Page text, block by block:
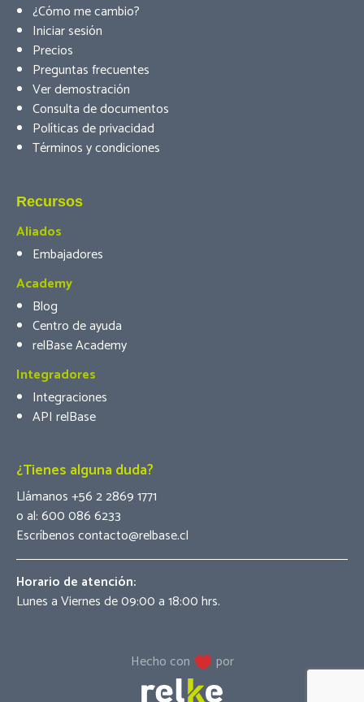
¿Cómo me cambio?
Iniciar sesión
Precios
Preguntas frecuentes
Ver demostración
Consulta de documentos
Políticas de privacidad
Términos y condiciones
Recursos
Aliados
Embajadores
Academy
Blog
Centro de ayuda
relBase Academy
Integradores
Integraciones
API relBase
¿Tienes alguna duda?
Llámanos +56 2 2869 1771
o al:600 086 6233
Escríbenos contacto@relbase.cl
Horario de atención:
Lunes a Viernes de 09:00 a 18:00 hrs.
Hecho con por